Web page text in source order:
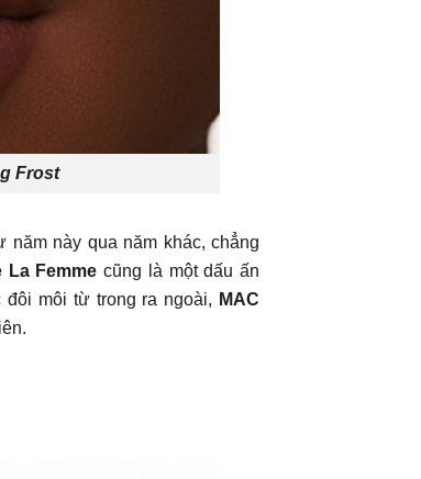
Frost
này qua năm khác, chẳng
La Femmecũng là một dấu ấn
môi từ trong ra ngoài, MAC